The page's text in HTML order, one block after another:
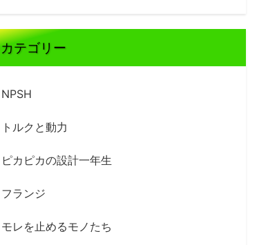
カテゴリー
NPSH
トルクと動力
ピカピカの設計一年生
フランジ
モレを止めるモノたち